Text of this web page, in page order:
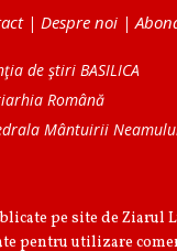
| Despre noi |
de ştiri BASILICA
Română
Mântuirii
pe site de
pentru utilizare